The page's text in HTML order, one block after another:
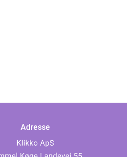
Adresse